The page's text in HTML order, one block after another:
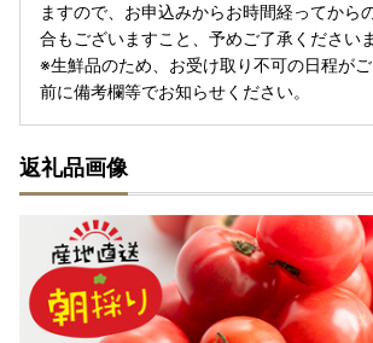
ますので、お申込みからお時間経ってから
合もございますこと、予めご了承ください
※生鮮品のため、お受け取り不可の日程が
前に備考欄等でお知らせください。
返礼品画像